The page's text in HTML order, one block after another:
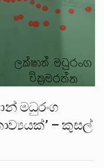
මධුරංග
– කුසල්